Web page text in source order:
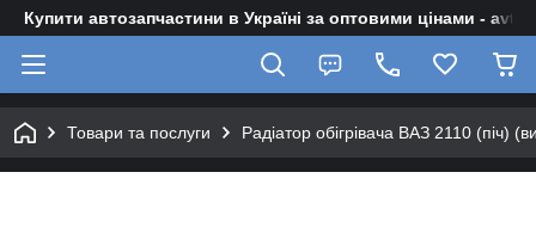
Купити автозапчастини в Україні за оптовими цінами -
Товари та послуги Радіатор обігрівача ВАЗ 2110 (піч)